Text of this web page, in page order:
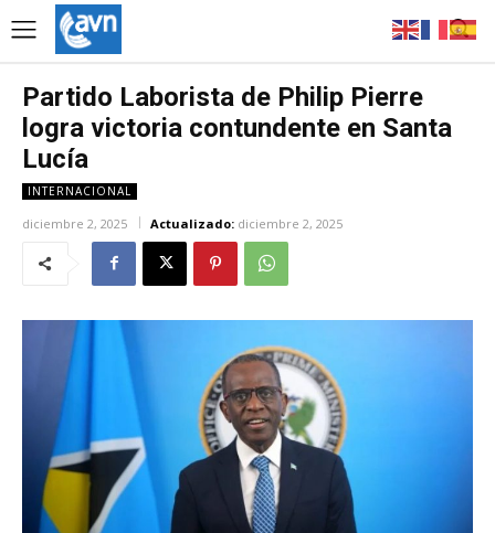
Partido Laborista de Philip Pierre
logra victoria contundente en Santa
Lucía
INTERNACIONAL
diciembre 2, 2025 Actualizado: diciembre 2, 2025